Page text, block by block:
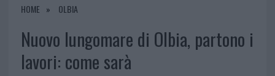
HOME OLBIA
Nuovo lungomare di Olbia, partono i
lavori: come sarà